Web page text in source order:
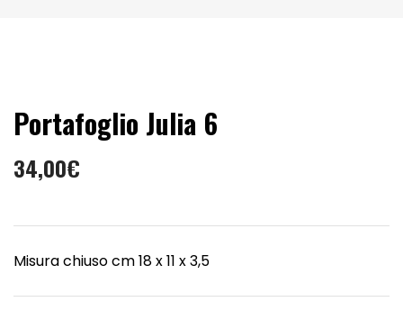
Portafoglio Julia 6
34,00€
Misura chiuso cm 18 x 11 x 3,5